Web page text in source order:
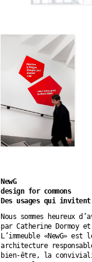
NewG
design for commons
Des usages qui
Nous sommes heureux
par Catherine Dormoy
L’immeuble «NewG»
architecture
bien-être, la